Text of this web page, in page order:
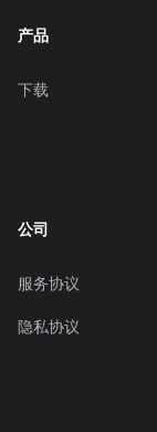
产品
下载
公司
服务协议
隐私协议